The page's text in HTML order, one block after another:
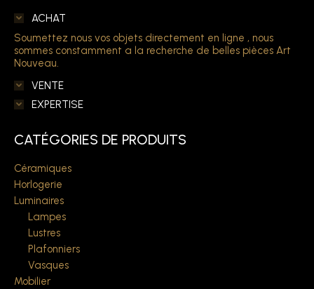
ACHAT
Soumettez nous vos objets directement en ligne , nous
sommes constamment a la recherche de belles pièces Art
Nouveau.
VENTE
EXPERTISE
CATÉGORIES DE PRODUITS
Céramiques
Horlogerie
Luminaires
Lampes
Lustres
Plafonniers
Vasques
Mobilier